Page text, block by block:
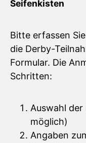
Seifenkisten
Bitte erfassen
die Derby-
Formular. Die
Schritten:
Auswahl
möglich)
Angaben